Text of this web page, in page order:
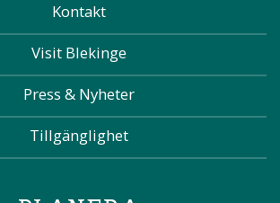
Kontakt
Visit Blekinge
Press & Nyheter
Tillgänglighet